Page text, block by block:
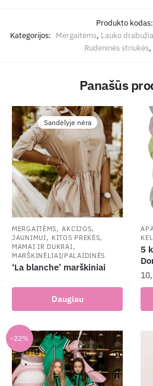
Produkto kodas:
Kategorijos: Mergaitėms, Lauko
Rudeninės striukės,
Panašūs
Sandėlyje nėra
MERGAITĖMS,AKCIJOS,
JAUNIMUI, KITOS PREKĖS,
MAMAI IR DUKRAI,
MARŠKINĖLIAI/PALAIDINĖS
‘La blanche’ marškiniai
Daugiau
5
-22%